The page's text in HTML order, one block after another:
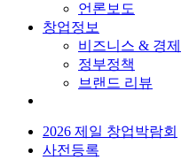
언론보도
창업정보
비즈니스 & 경제
정부정책
브랜드 리뷰
2026 제일 창업박람회
사전등록